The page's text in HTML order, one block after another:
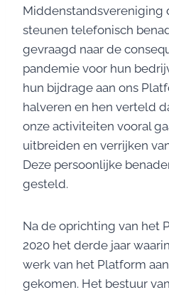
Middenstandsvereniging
steunen telefonisch
gevraagd naar de
pandemie voor hun
hun bijdrage aan ons
halveren en hen verteld
onze activiteiten vooral
uitbreiden en verrijken
Deze persoonlijke
gesteld.
Na de oprichting van het
2020 het derde jaar
werk van het Platform
gekomen. Het bestuur